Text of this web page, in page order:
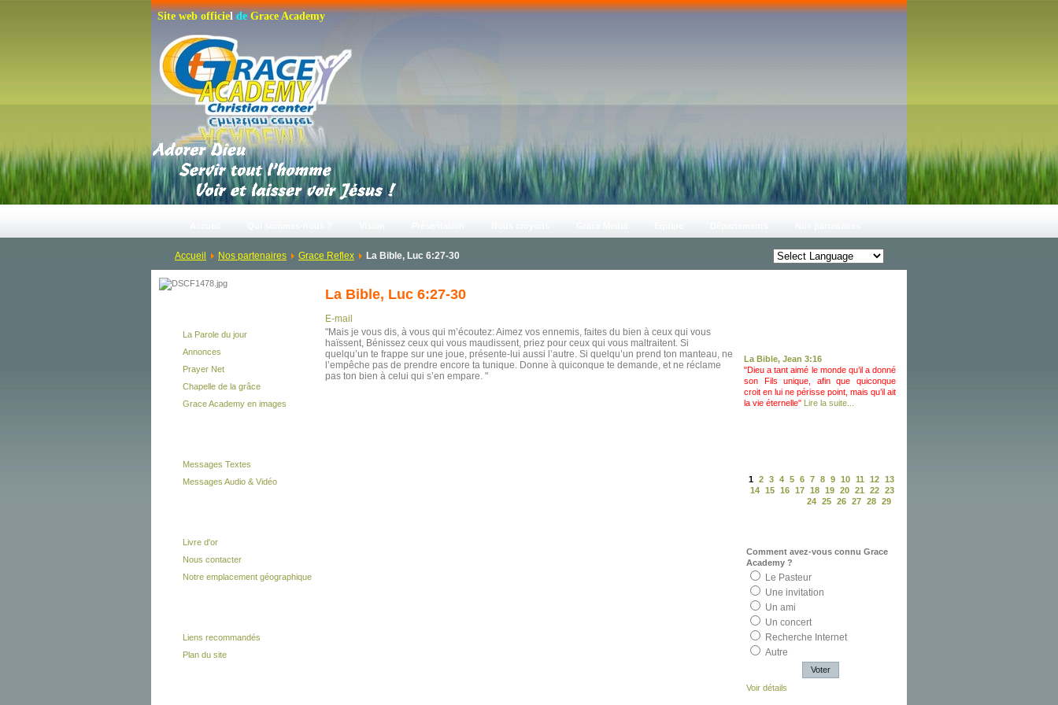
Site web officiel de Grace Academy
Accueil Nos partenaires Grace Reflex La Bible, Luc 6:27-30
La Parole du jour
Annonces
Prayer Net
Chapelle de la grâce
Grace Academy en images
Messages Textes
Messages Audio & Vidéo
Livre d'or
Nous contacter
Notre emplacement géographique
Liens recommandés
Plan du site
La Bible, Luc 6:27-30
E-mail
"Mais je vous dis, à vous qui m’écoutez: Aimez vos ennemis, faites du bien à ceux qui vous
haïssent, Bénissez ceux qui vous maudissent, priez pour ceux qui vous maltraitent. Si
quelqu’un te frappe sur une joue, présente-lui aussi l’autre. Si quelqu’un prend ton manteau, ne
l’empêche pas de prendre encore ta tunique. Donne à quiconque te demande, et ne réclame
pas ton bien à celui qui s’en empare. "
La Bible, Jean 3:16
"Dieu a tant aimé le monde qu’il a donné
son Fils unique, afin que quiconque
croit en lui ne périsse point, mais qu’il ait
la vie éternelle" Lire la suite...
1 2 3 4 5 6 7 8 9 10 11 12 13
14 15 16 17 18 19 20 21 22 23
24 25 26 27 28 29
Comment avez-vous connu Grace
Academy ?
Le Pasteur
Une invitation
Un ami
Un concert
Recherche Internet
Autre
Voir détails